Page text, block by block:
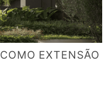
EXTENSÃO